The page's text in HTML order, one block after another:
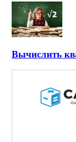
Вычислить